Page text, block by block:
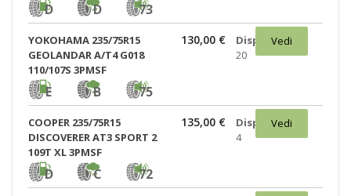
D D 73
YOKOHAMA 235/75R15
GEOLANDAR A/T4 G018
110/107S 3PMSF
E B 75
130,00 €
Disponibili:
20
Vedi
COOPER 235/75R15
DISCOVERER AT3 SPORT 2
109T XL 3PMSF
D C 72
135,00 €
Disponibili:
4
Vedi